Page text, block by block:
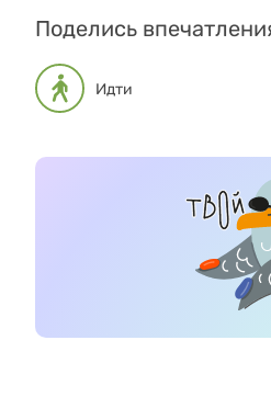
Поделись
Идти